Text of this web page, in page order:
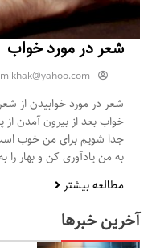
شعر در مورد خواب
شعر در مورد خوابیدن از
خواب بعد از بیرون آمدن
جدا شویم برای من خوب
به من یادآوری کن و بهار
مطالعه بیشتر
آخرین خبرها